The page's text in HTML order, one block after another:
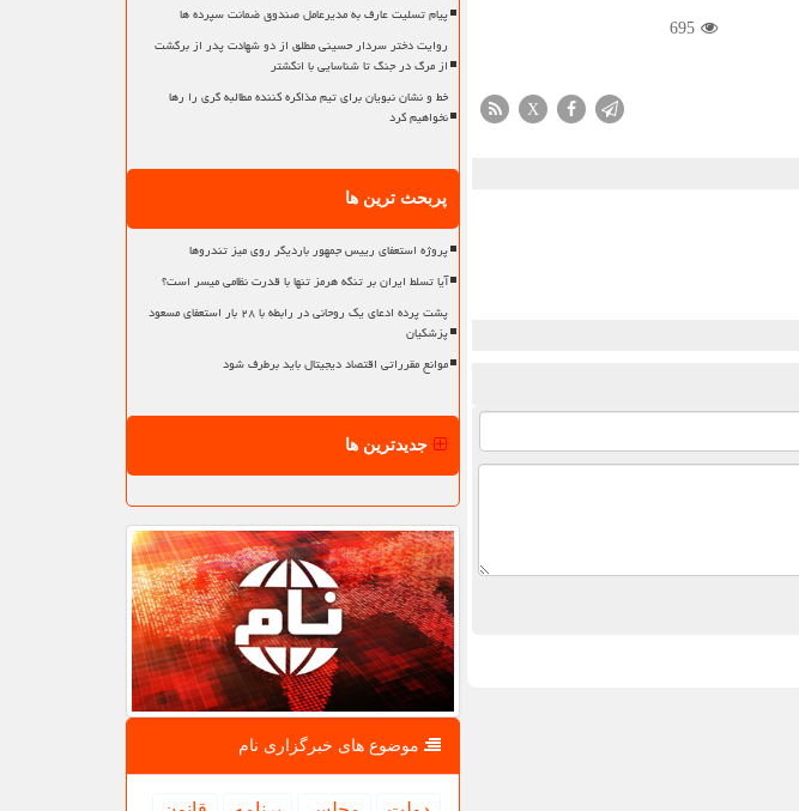
695
X
پیام تسلیت عارف به مدیرعامل صندوق ضمانت سپرده ها
روایت دختر سردار حسینی مطلق از دو شهادت پدر از برگشت
از مرگ در جنگ تا شناسایی با انگشتر
خط و نشان نبویان برای تیم مذاکره کننده مطالبه گری را رها
نخواهیم کرد
پربحث ترین ها
پروژه استعفای رییس جمهور باردیگر روی میز تندروها
آیا تسلط ایران بر تنگه هرمز تنها با قدرت نظامی میسر است؟
پشت پرده ادعای یک روحانی در رابطه با ۲۸ بار استعفای مسعود
پزشکیان
موانع مقرراتی اقتصاد دیجیتال باید برطرف شود
جدیدترین ها
موضوع های خبرگزاری نام